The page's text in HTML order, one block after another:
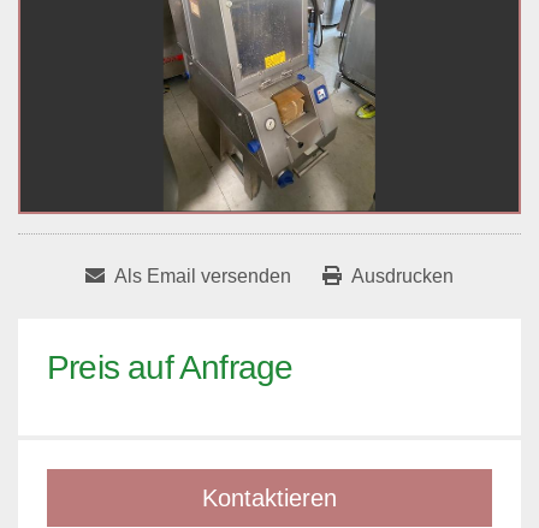
Als Email versenden Ausdrucken
Preis auf Anfrage
Kontaktieren